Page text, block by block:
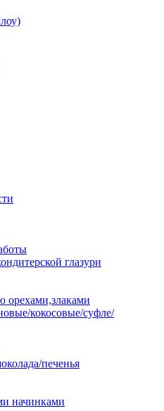
глазури
орехами,злаками
кокосовые/суфле/
печенья
начинками